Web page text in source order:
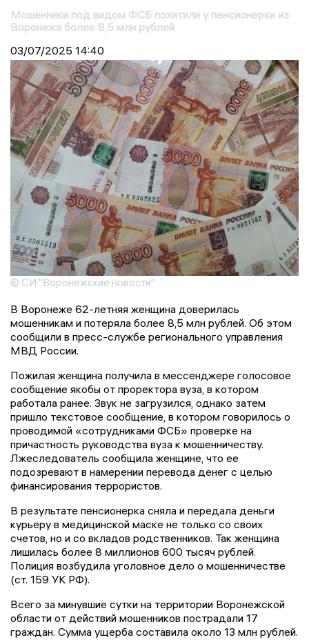
Мошенники под видом ФСБ похитили у пенсионерки из
Воронежа более 8,5 млн рублей
03/07/2025 14:40
© СИ "Воронежские новости"
В Воронеже 62-летняя женщина доверилась
мошенникам и потеряла более 8,5 млн рублей. Об этом
сообщили в пресс-службе регионального управления
МВД России.
Пожилая женщина получила в мессенджере голосовое
сообщение якобы от проректора вуза, в котором
работала ранее. Звук не загрузился, однако затем
пришло текстовое сообщение, в котором говорилось о
проводимой «сотрудниками ФСБ» проверке на
причастность руководства вуза к мошенничеству.
Лжеследователь сообщила женщине, что ее
подозревают в намерении перевода денег с целью
финансирования террористов.
В результате пенсионерка сняла и передала деньги
курьеру в медицинской маске не только со своих
счетов, но и со вкладов родственников. Так женщина
лишилась более 8 миллионов 600 тысяч рублей.
Полиция возбудила уголовное дело о мошенничестве
(ст. 159 УК РФ).
Всего за минувшие сутки на территории Воронежской
области от действий мошенников пострадали 17
граждан. Сумма ущерба составила около 13 млн рублей.